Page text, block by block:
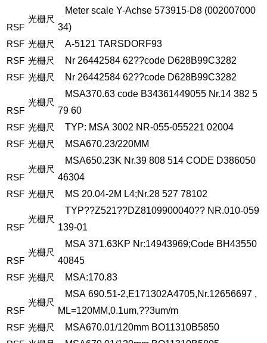
RSF
光栅尺
Meter scale Y-Achse 573915-D8 (002007000
34)
RSF 光栅尺 A-5121 TARSDORF93
RSF 光栅尺 Nr 26442584 62??code D628B99C3282
RSF 光栅尺 Nr 26442584 62??code D628B99C3282
RSF
光栅尺
MSA370.63 code B34361449055 Nr.14 382 5
79 60
RSF 光栅尺 TYP: MSA 3002 NR-055-055221 02004
RSF 光栅尺 MSA670.23/220MM
RSF
光栅尺
MSA650.23K Nr.39 808 514 CODE D386050
46304
RSF 光栅尺 MS 20.04-2M L4;Nr.28 527 78102
RSF
光栅尺
TYP??Z521??DZ8109900040?? NR.010-059
139-01
RSF
光栅尺
MSA 371.63KP Nr:14943969;Code BH43550
40845
RSF 光栅尺 MSA:170.83
RSF
光栅尺
MSA 690.51-2,E171302A4705,Nr.12656697 ,
ML=120MM,0.1um,??3um/m
RSF 光栅尺 MSA670.01/120mm BO11310B5850